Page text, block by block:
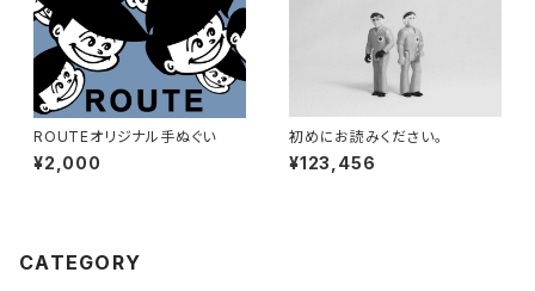
ROUTEオリジナル手ぬぐい
¥2,000
初めにお読みください。
¥123,456
CATEGORY